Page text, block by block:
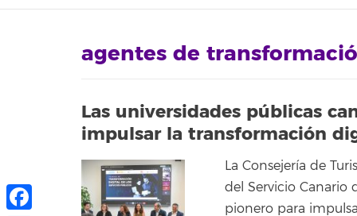
agentes de
Las universidades públicas
impulsar la transformación
La Consejería de
del Servicio Canario
pionero para